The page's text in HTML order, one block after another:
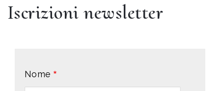
Iscrizioni newsletter
Nome